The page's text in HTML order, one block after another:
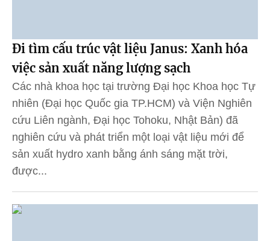
Đi tìm cấu trúc vật liệu Janus: Xanh hóa
việc sản xuất năng lượng sạch
Các nhà khoa học tại trường Đại học Khoa học Tự
nhiên (Đại học Quốc gia TP.HCM) và Viện Nghiên
cứu Liên ngành, Đại học Tohoku, Nhật Bản) đã
nghiên cứu và phát triển một loại vật liệu mới để
sản xuất hydro xanh bằng ánh sáng mặt trời,
được...